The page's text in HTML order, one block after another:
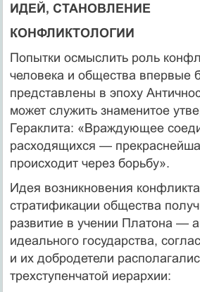
ИДЕЙ, СТАНОВЛЕНИЕ
КОНФЛИКТОЛОГИИ
Попытки осмыслить роль
человека и об­щества впервые
представлены в эпоху
может служить знаменитое
Гераклита: «Враждующее
расходящихся —
происходит через борьбу».
Идея возникновения
стратификации общества
развитие в учении Платона —
идеального государства,
и их добро­детели
трехступенчатой иерархии: